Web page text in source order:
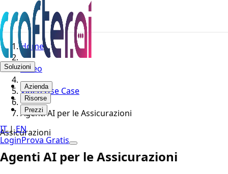
Soluzioni
Azienda
Risorse
Prezzi
IT|EN
LoginProva Gratis
Home
Video
Video Use Case
Agenti AI per le Assicurazioni
Assicurazioni
Agenti AI per le Assicurazioni